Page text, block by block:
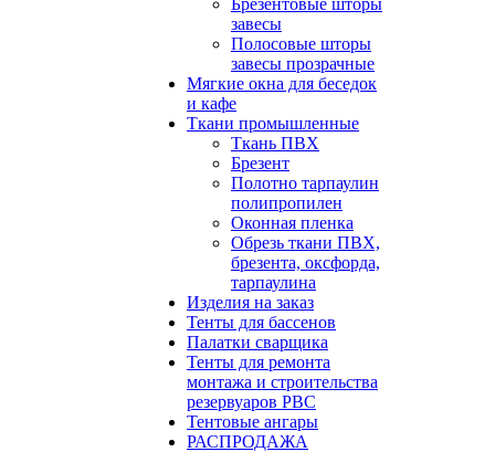
Брезентовые шторы
завесы
Полосовые шторы
завесы прозрачные
Мягкие окна для беседок
и кафе
Ткани промышленные
Ткань ПВХ
Брезент
Полотно тарпаулин
полипропилен
Оконная пленка
Обрезь ткани ПВХ,
брезента, оксфорда,
тарпаулина
Изделия на заказ
Тенты для бассенов
Палатки сварщика
Тенты для ремонта
монтажа и строительства
резервуаров РВС
Тентовые ангары
РАСПРОДАЖА